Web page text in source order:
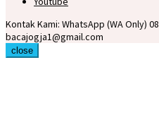
Kontak Kami: WhatsApp (WA Only)
bacajogja1@gmail.com
close